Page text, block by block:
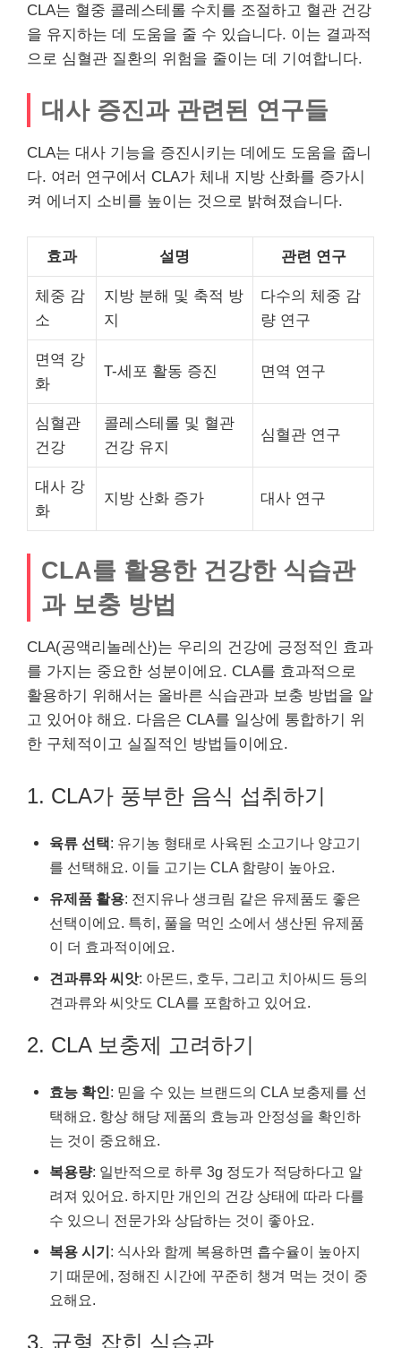
CLA는 혈중 콜레스테롤 수치를 조절하고 혈관 건강
을 유지하는 데 도움을 줄 수 있습니다. 이는 결과적
으로 심혈관 질환의 위험을 줄이는 데 기여합니다.
대사 증진과 관련된 연구들
CLA는 대사 기능을 증진시키는 데에도 도움을 줍니
다. 여러 연구에서 CLA가 체내 지방 산화를 증가시
켜 에너지 소비를 높이는 것으로 밝혀졌습니다.
효과 설명 관련 연구
체중 감
소
지방 분해 및 축적 방
지
다수의 체중 감
량 연구
면역 강
화
T-세포 활동 증진 면역 연구
심혈관
건강
콜레스테롤 및 혈관
건강 유지
심혈관 연구
대사 강
화
지방 산화 증가 대사 연구
CLA를 활용한 건강한 식습관
과 보충 방법
CLA(공액리놀레산)는 우리의 건강에 긍정적인 효과
를 가지는 중요한 성분이에요. CLA를 효과적으로
활용하기 위해서는 올바른 식습관과 보충 방법을 알
고 있어야 해요. 다음은 CLA를 일상에 통합하기 위
한 구체적이고 실질적인 방법들이에요.
1. CLA가 풍부한 음식 섭취하기
육류 선택: 유기농 형태로 사육된 소고기나 양고기
를 선택해요. 이들 고기는 CLA 함량이 높아요.
유제품 활용: 전지유나 생크림 같은 유제품도 좋은
선택이에요. 특히, 풀을 먹인 소에서 생산된 유제품
이 더 효과적이에요.
견과류와 씨앗: 아몬드, 호두, 그리고 치아씨드 등의
견과류와 씨앗도 CLA를 포함하고 있어요.
2. CLA 보충제 고려하기
효능 확인: 믿을 수 있는 브랜드의 CLA 보충제를 선
택해요. 항상 해당 제품의 효능과 안정성을 확인하
는 것이 중요해요.
복용량: 일반적으로 하루 3g 정도가 적당하다고 알
려져 있어요. 하지만 개인의 건강 상태에 따라 다를
수 있으니 전문가와 상담하는 것이 좋아요.
복용 시기: 식사와 함께 복용하면 흡수율이 높아지
기 때문에, 정해진 시간에 꾸준히 챙겨 먹는 것이 중
요해요.
3. 균형 잡힌 식습관